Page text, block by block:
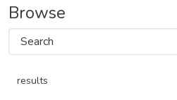
Browse
results